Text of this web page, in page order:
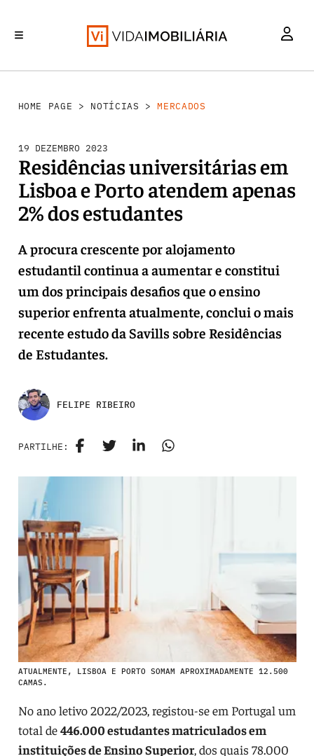
HOME PAGE > NOTÍCIAS >MERCADOS
19 DEZEMBRO 2023
Residências universitárias em
Lisboa e Porto atendem apenas
2% dos estudantes
A procura crescente por alojamento
estudantil continua a aumentar e constitui
um dos principais desafios que o ensino
superior enfrenta atualmente, conclui o mais
recente estudo da Savills sobre Residências
de Estudantes.
FELIPE RIBEIRO
PARTILHE:
ATUALMENTE, LISBOA E PORTO SOMAM APROXIMADAMENTE 12.500
CAMAS.
No ano letivo 2022/2023, registou-se em Portugal um
total de446.000 estudantes matriculados em
instituições de Ensino Superior, dos quais 78.000